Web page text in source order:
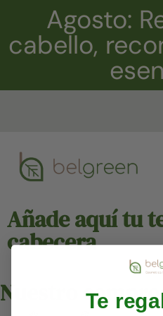
Agosto:
cabello,
Añade aquí tu
cabecera
Nuestro Te